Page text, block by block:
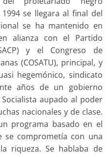
se llegara al final del
se ha mantenido en
alianza con el Partido
y el Congreso de
(COSATU), principal, y
hegemónico, sindicato
años de un gobierno
aupado al poder
nacionales y de clase.
programa basado en el
comprometía con una
riqueza. Se hablaba de